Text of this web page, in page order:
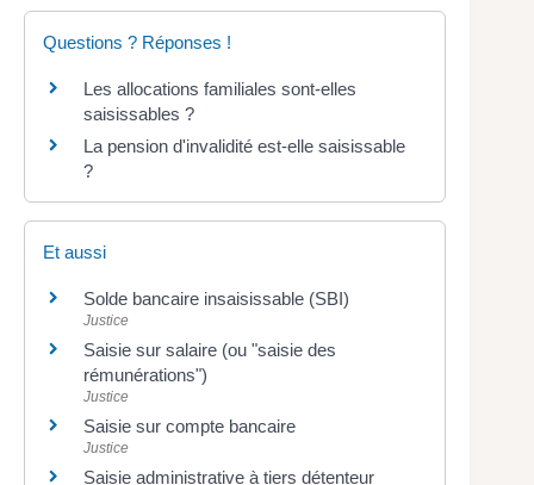
Questions ? Réponses !
Les allocations familiales sont-elles
saisissables ?
La pension d'invalidité est-elle saisissable
?
Et aussi
Solde bancaire insaisissable (SBI)
Justice
Saisie sur salaire (ou "saisie des
rémunérations")
Justice
Saisie sur compte bancaire
Justice
Saisie administrative à tiers détenteur